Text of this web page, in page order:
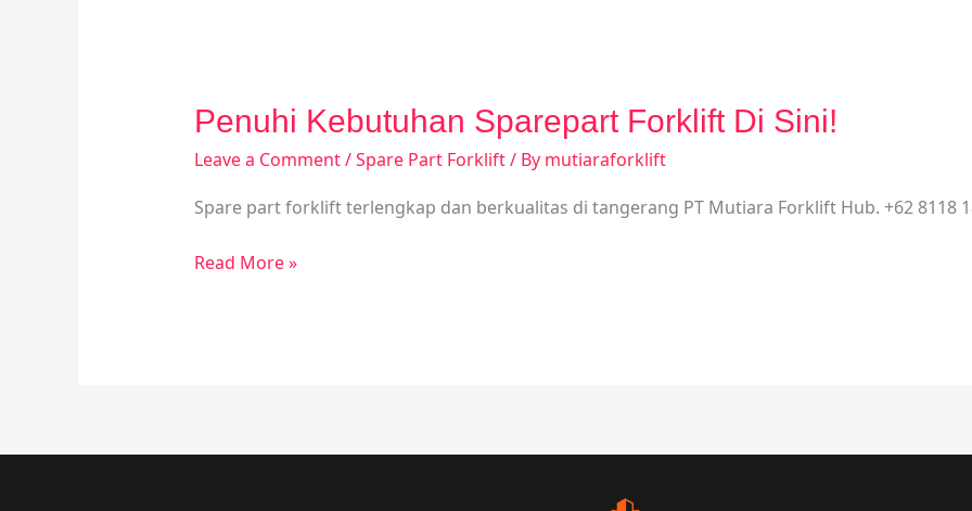
Penuhi Kebutuhan Sparepart Forklift Di Sini!
Leave a Comment/Spare Part Forklift/ By mutiaraforklift
Spare part forklift terlengkap dan berkualitas di tangerang PT Mutiara Forklift Hub. +62 8118
Read More »